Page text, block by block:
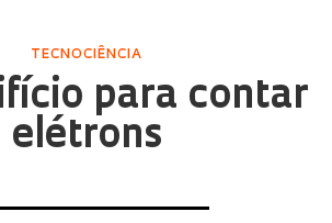
TECNOCIÊNCIA
para contar
elétrons